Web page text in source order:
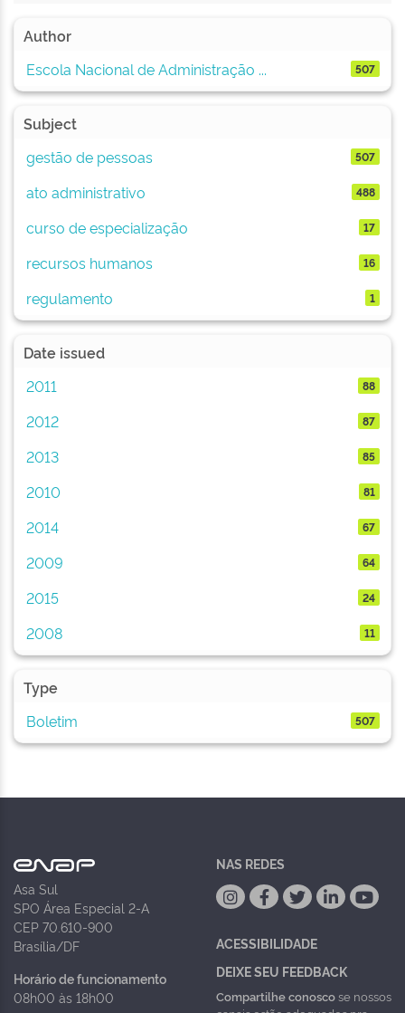
Author
Escola Nacional de Administração ...
507
Subject
gestão de pessoas
507
ato administrativo 488
curso de especialização 17
recursos humanos 16
regulamento 1
Date issued
2011
88
2012 87
2013 85
2010 81
2014 67
2009 64
2015 24
2008 11
Type
Boletim
507
Asa Sul
SPO Área Especial 2-A
CEP 70.610-900
Brasília/DF
Horário de funcionamento
08h00 às 18h00
NAS REDES
ACESSIBILIDADE
DEIXE SEU FEEDBACK
Compartilhe conoscose nossos